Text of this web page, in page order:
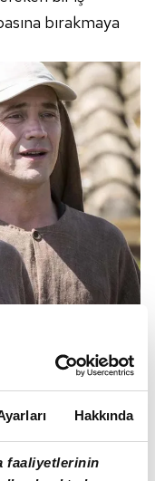
Hakkında
faaliyetlerinin
bırakmaya